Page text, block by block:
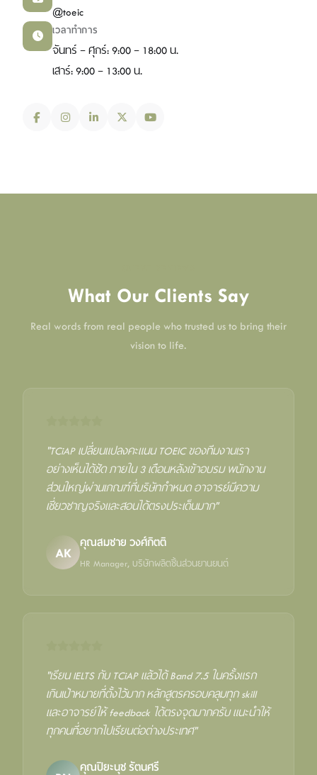
@toeic
เวลาทำการ
จันทร์ – ศุกร์: 9:00 – 18:00 น.
เสาร์: 9:00 – 13:00 น.
What Our Clients Say
Real words from real people who trusted us to bring their
vision to life.
"TCiAP เปลี่ยนแปลงคะแนน TOEIC ของทีมงานเรา
อย่างเห็นได้ชัด ภายใน 3 เดือนหลังเข้าอบรม พนักงาน
ส่วนใหญ่ผ่านเกณฑ์ที่บริษัทกำหนด อาจารย์มีความ
เชี่ยวชาญจริงและสอนได้ตรงประเด็นมาก"
AK คุณสมชาย วงศ์กิตติ
HR Manager, บริษัทผลิตชิ้นส่วนยานยนต์
"เรียน IELTS กับ TCiAP แล้วได้ Band 7.5 ในครั้งแรก
เกินเป้าหมายที่ตั้งไว้มาก หลักสูตรครอบคลุมทุก skill
และอาจารย์ให้ feedback ได้ตรงจุดมากครับ แนะนำให้
ทุกคนที่อยากไปเรียนต่อต่างประเทศ"
คุณปิยะนุช รัตนศรี